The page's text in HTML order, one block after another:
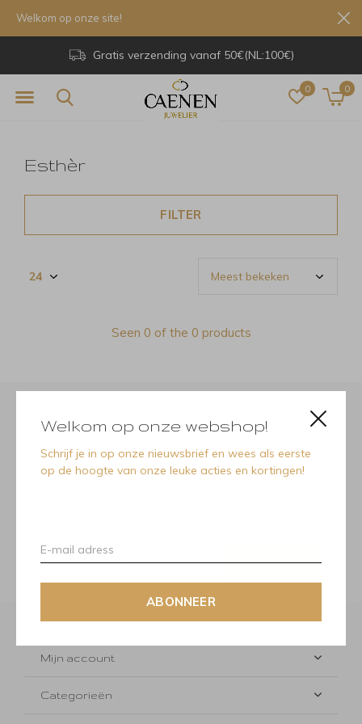
Welkom op onze webshop!
Schrijf je in op onze nieuwsbrief en wees als eerste
op de hoogte van onze leuke acties en kortingen!
ABONNEER
0 0
Gratis verzending vanaf 50€(NL:100€)
Welkom op onze site!
Esthèr
FILTER
Seen 0 of the 0 products
Meld je aan voor onze
nieuwsbrief
ABONNEER
Klantenservice
Mijn account
Categorieën